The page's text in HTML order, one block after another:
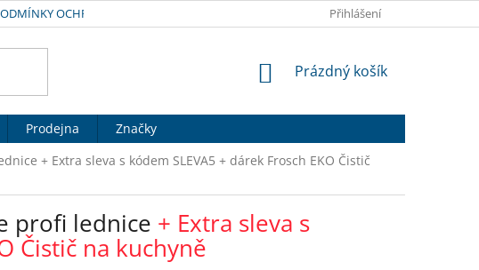
OCHRANY OSOBNÍCH ÚDAJŮ DOPRAVA A PLATBAPřihlášení
NÁKUPNÍ
Prázdný košík
Prodejna Značky
+ Extra sleva s kódem SLEVA5 + dárek Frosch EKO Čistič
profi lednice + Extra sleva s
Čistič na kuchyně